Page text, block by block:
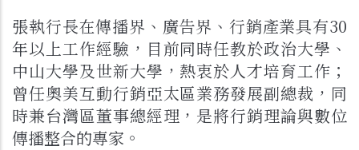
張執行長在傳播界、廣告界、行銷產業具有30
年以上工作經驗，目前同時任教於政治大學、
中山大學及世新大學，熱衷於人才培育工作；
曾任奧美互動行銷亞太區業務發展副總裁，同
時兼台灣區董事總經理，是將行銷理論與數位
傳播整合的專家。